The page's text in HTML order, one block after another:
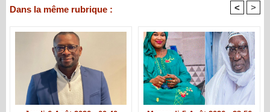
Dans la même rubrique : < >